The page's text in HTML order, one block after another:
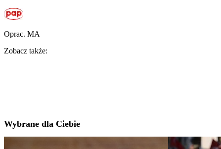
Oprac. MA
Zobacz także:
Wybrane dla Ciebie